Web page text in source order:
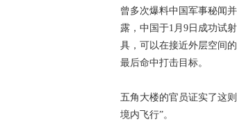
曾多次爆料中国军事秘闻
露，中国于1月9日成功试
具，可以在接近外层空间
最后命中打击目标。
五角大楼的官员证实了这
境内飞行”。